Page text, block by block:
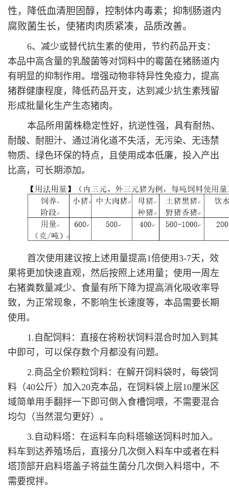
性，
降低血清胆固醇，控制体内毒素；抑制肠道内
腐败菌生长，使猪肉肉质紧凑，品质改善。
6、减少或替代抗生素的使用，节约药品开支：
本品中高含量的乳酸菌等对饲料中的霉菌在猪肠道内
有明显的抑制作用。增强动物非特异性免疫力，提高
猪群健康程度，降低药品开支，达到减少抗生素残留
形成批量化生产生态猪肉。
本品所用菌株稳定性好，抗逆性强，具有耐热、
耐酸、耐胆汁、通过消化道不失活，无污染、无违禁
物质、绿色环保的特点，且使用成本低廉，投入产出
比高，可长期添加。
首次使用建议按上述用量提高1倍使用3-7天，效
果将更加快速直观，然后按照上述用量；使用一周左
右猪粪数量减少、食量有所下降为提高消化吸收率导
致，为正常现象，不影响生长速度等，本品需要长期
使用。
1.自配饲料：直接在将粉状饲料混合时加入到其
中即可，可以保存数个月都没有问题。
2.商品全价颗粒饲料：在解开饲料袋时，每袋饲
料（40公斤）加入20克本品，在饲料袋上层10厘米区
域简单用手翻拌一下即可倒入食槽饲喂，不需要混合
均匀（当然混匀更好）。
3.自动料塔：在运料车向料塔输送饲料时加入。
料车到达养殖场后，直接分几次倒入料车中或者在料
塔顶部开启料塔盖子将益生菌分几次倒入料塔中，不
需要搅拌。